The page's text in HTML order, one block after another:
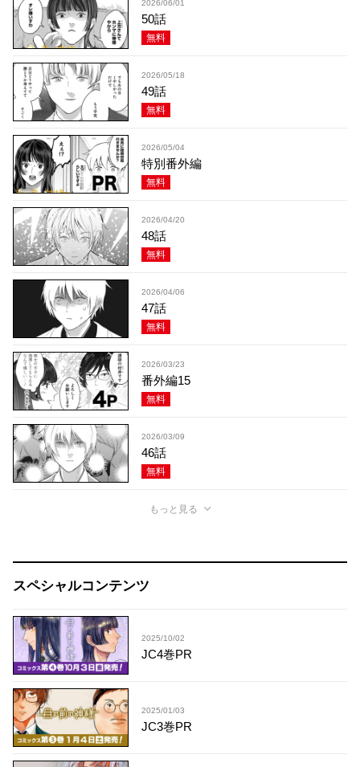
2026/06/01
50話
無料
2026/05/18
49話
無料
2026/05/04
特別番外編
無料
2026/04/20
48話
無料
2026/04/06
47話
無料
2026/03/23
番外編15
無料
2026/03/09
46話
無料
もっと見る
スペシャルコンテンツ
2025/10/02
JC4巻PR
2025/01/03
JC3巻PR